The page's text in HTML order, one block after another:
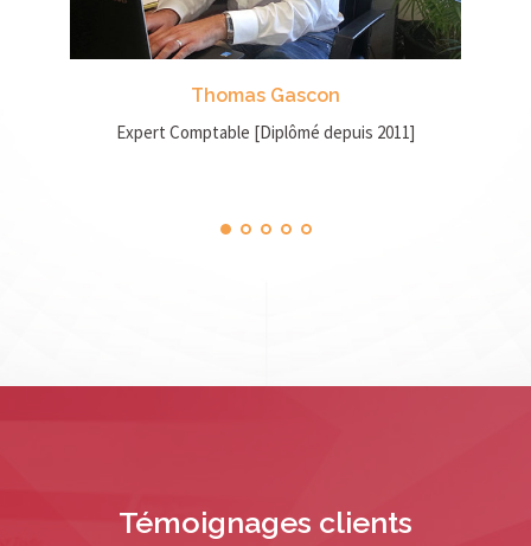
Thomas Gascon
Expert Comptable [Diplômé depuis 2011]
Témoignages clients